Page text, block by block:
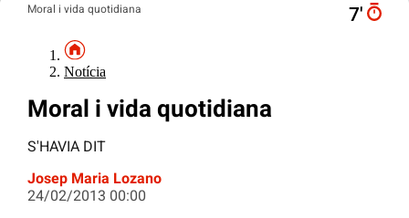
Moral i vida quotidiana 7′
Notícia
Moral i vida quotidiana
S'HAVIA DIT
Josep Maria Lozano
24/02/2013 00:00